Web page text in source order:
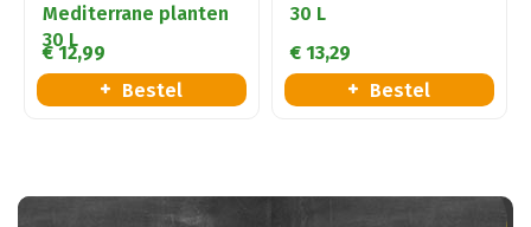
Mediterrane planten
30 L
€ 12,99
Bestel
30 L
€ 13,29
Bestel